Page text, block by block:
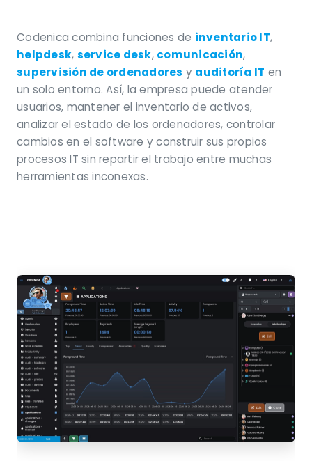
Codenica combina funciones de inventario IT,
helpdesk, service desk, comunicación,
supervisión de ordenadores y auditoría IT en
un solo entorno. Así, la empresa puede atender
usuarios, mantener el inventario de activos,
analizar el estado de los ordenadores, controlar
cambios en el software y construir sus propios
procesos IT sin repartir el trabajo entre muchas
herramientas inconexas.